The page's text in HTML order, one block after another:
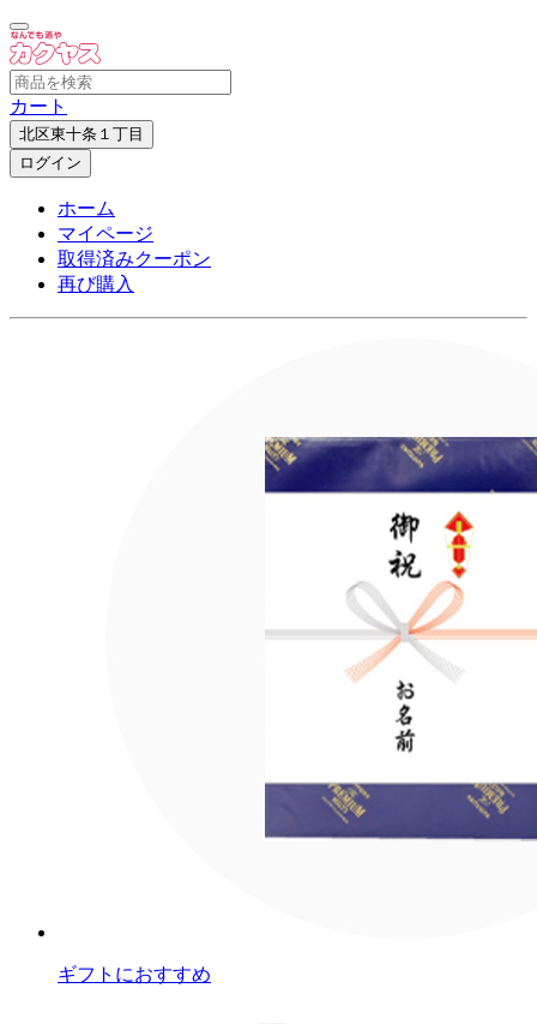
カート
北区東十条１丁目
ログイン
ホーム
マイページ
取得済みクーポン
再び購入
ギフトにおすすめ